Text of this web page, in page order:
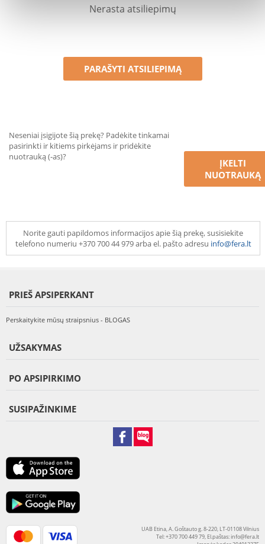
Nerasta atsiliepimų
PARAŠYTI ATSILIEPIMĄ
Neseniai įsigijote šią prekę? Padėkite tinkamai
pasirinkti ir kitiems pirkėjams ir pridėkite
nuotrauką (-as)?
ĮKELTI
NUOTRAUKĄ
Norite gauti papildomos informacijos apie šią prekę, susisiekite
telefono numeriu +370 700 44 979 arba el. pašto adresu info@fera.lt
PRIEŠ APSIPERKANT
Perskaitykite mūsų straipsnius - BLOGAS
UŽSAKYMAS
PO APSIPIRKIMO
SUSIPAŽINKIME
UAB Etina, A. Goštauto g. 8-220, LT-01108 Vilnius
Tel: +370 700 449 79, El.paštas:info@fera.lt